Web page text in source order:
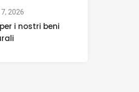
2026
i nostri beni